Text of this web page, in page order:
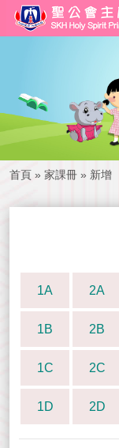
首頁 » 家課冊 » 新增
1A 2A
1B 2B
1C 2C
1D 2D